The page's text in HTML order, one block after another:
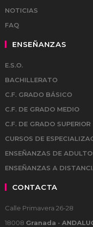
NOTICIAS
FAQ
ENSEÑANZAS
E.S.O.
BACHILLERATO
C.F. GRADO BÁSICO
C.F. DE GRADO MEDIO
C.F. DE GRADO SUPERIOR
CURSOS DE
ENSEÑANZAS DE
ENSEÑANZAS A
CONTACTA
Calle Primavera 26-28
18008 Granada ·